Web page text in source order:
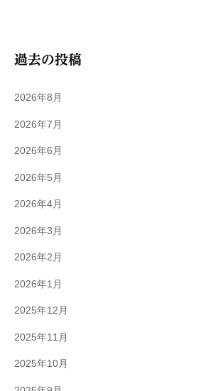
過去の投稿
2026年8月
2026年7月
2026年6月
2026年5月
2026年4月
2026年3月
2026年2月
2026年1月
2025年12月
2025年11月
2025年10月